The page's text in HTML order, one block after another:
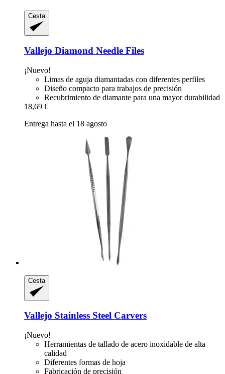
Cesta
Vallejo Diamond Needle Files
¡Nuevo!
Limas de aguja diamantadas con diferentes perfiles
Diseño compacto para trabajos de precisión
Recubrimiento de diamante para una mayor durabilidad
18,69 €
Entrega hasta el 18 agosto
Cesta
Vallejo Stainless Steel Carvers
¡Nuevo!
Herramientas de tallado de acero inoxidable de alta
calidad
Diferentes formas de hoja
Fabricación de precisión